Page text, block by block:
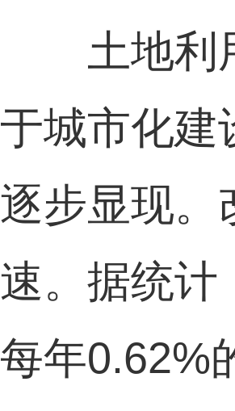
土地利用
于城市化建
逐步显现。
速。据统计
每年0.62%